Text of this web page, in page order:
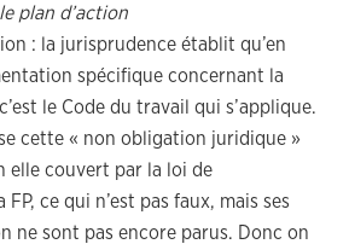
plan d’action
: la jurisprudence établit qu’en
spécifique concernant la
le Code du travail qui s’applique.
cette « non obligation juridique »
elle couvert par la loi de
ce qui n’est pas faux, mais ses
ne sont pas encore parus. Donc on